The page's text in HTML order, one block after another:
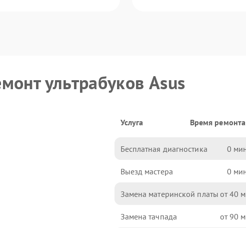
ультрабуков Asus
Услуга Время ремонта
Бесплатная диагностика 0
Выезд мастера 0
Замена материнской платы 40
Замена тачпада 90